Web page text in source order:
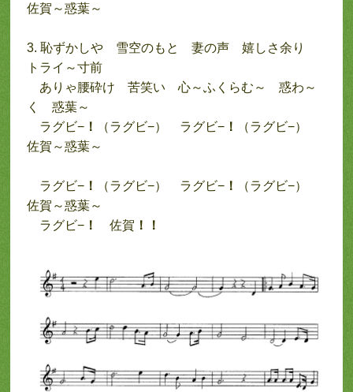
佐賀～惑葉～
3. 恥ずかしや 雪空のもと 妻の声 嬉しさ余り
トライ～寸前
ありゃ腰砕け 苦笑い 心～ふくらむ～ 惑わ～
く 惑葉～
ラグビ− ！ （ラグビ−） ラグビ− ！
（ラグビ−）
佐賀～惑葉～
ラグビ− ！ （ラグビ−） ラグビ− ！
（ラグビ−）
佐賀～惑葉～
ラグビ− ！ 佐賀 ！！